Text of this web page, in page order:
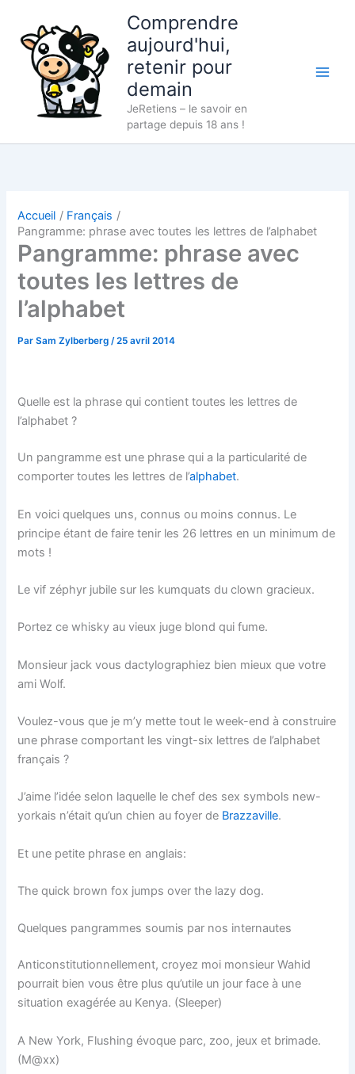
contenu
Comprendre
aujourd'hui,
retenir pour
demain
JeRetiens – le savoir en
partage depuis 18 ans !
Accueil
Français
Pangramme: phrase avec toutes les lettres de l’alphabet
Pangramme: phrase avec
toutes les lettres de
l’alphabet
ParSam Zylberberg/25 avril 2014
Quelle est la phrase qui contient toutes les lettres de
l’alphabet ?
Un pangramme est une phrase qui a la particularité de
comporter toutes les lettres de l’alphabet.
En voici quelques uns, connus ou moins connus. Le
principe étant de faire tenir les 26 lettres en un minimum de
mots !
Le vif zéphyr jubile sur les kumquats du clown gracieux.
Portez ce whisky au vieux juge blond qui fume.
Monsieur jack vous dactylographiez bien mieux que votre
ami Wolf.
Voulez-vous que je m’y mette tout le week-end à construire
une phrase comportant les vingt-six lettres de l’alphabet
français ?
J’aime l’idée selon laquelle le chef des sex symbols new-
yorkais n’était qu’un chien au foyer de Brazzaville.
Et une petite phrase en anglais:
The quick brown fox jumps over the lazy dog.
Quelques pangrammes soumis par nos internautes
Anticonstitutionnellement, croyez moi monsieur Wahid
pourrait bien vous être plus qu’utile un jour face à une
situation exagérée au Kenya. (Sleeper)
A New York, Flushing évoque parc, zoo, jeux et brimade.
(M@xx)